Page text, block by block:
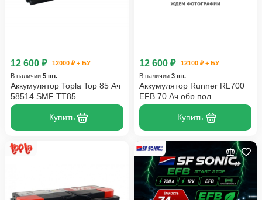
12 600 ₽
12000 ₽ + БУ
В наличии 5 шт.
Аккумулятор Topla Top 85 Ач
58514 SMF TT85
Купить
12 600 ₽
12100 ₽ + БУ
В наличии 3 шт.
Аккумулятор Runner RL700
EFB 70 Ач обр пол
Купить